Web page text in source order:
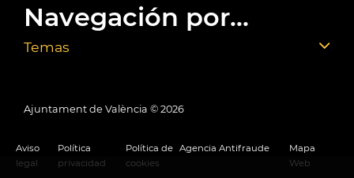
Navegación por...
Temas
Ajuntament de València © 2026
Aviso
legal
Política
privacidad
Política de
cookies
Agencia Antifraude
Mapa
Web